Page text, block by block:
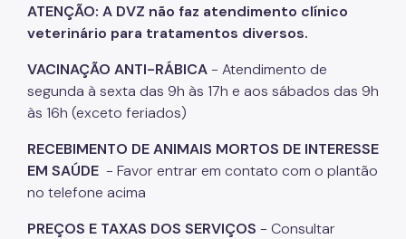
Pombos
Pulgas
Taturanas
Vespas
Boletins
Educação e Pesquisa
ATENÇÃO: A DVZ não faz atendimento clínico
veterinário para tratamentos diversos.
VACINAÇÃO ANTI-RÁBICA- Atendimento de
segunda à sexta das 9h às 17h e aos sábados das 9h
às 16h (exceto feriados)
RECEBIMENTO DE ANIMAIS MORTOS DE INTERESSE
EM SAÚDE - Favor entrar em contato com o plantão
no telefone acima
PREÇOS E TAXAS DOS SERVIÇOS - Consultar